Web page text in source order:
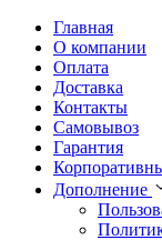
Главная
О компании
Оплата
Доставка
Контакты
Самовывоз
Гарантия
Дополнение